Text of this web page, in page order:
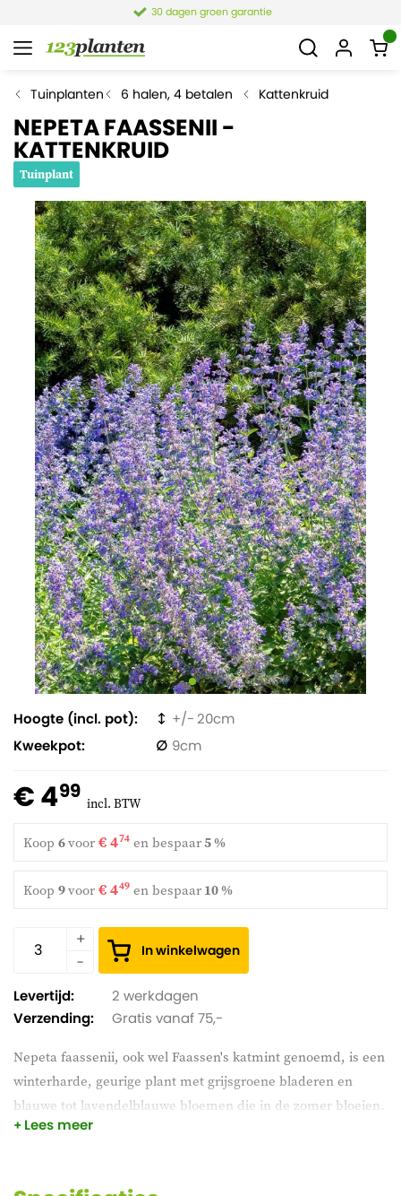
30 dagen groen garantie
Tuinplanten 6 halen, 4 betalen Kattenkruid
NEPETA FAASSENII -
KATTENKRUID
Tuinplant
Nepeta faassenii, ook wel Faassen's katmint genoemd, is een
winterharde, geurige plant met grijsgroene bladeren en
blauwe tot lavendelblauwe bloemen die in de zomer bloeien.
De plant trekt bijen en vlinders aan en is ideaal voor zonnige
Lees meer
Hoogte (incl. pot)
20
Kweekpot
9
€ 499 incl. BTW
Koop 6voor€ 474 enbespaar5 %
Koop 9voor€ 449 enbespaar10 %
In winkelwagen
Levertijd:
2 werkdagen
Verzending:
Gratis vanaf 75,-